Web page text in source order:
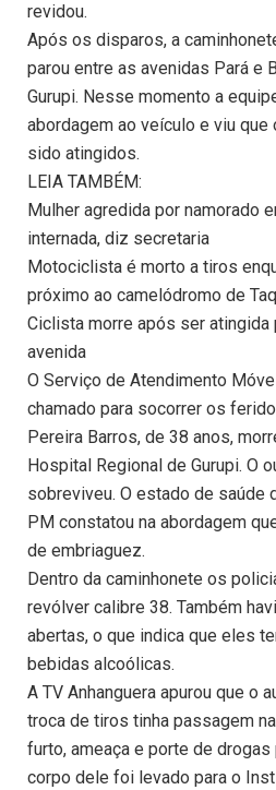
revidou.
Após os disparos, a
parou entre as avenidas Pará e
Gurupi. Nesse momento a
abordagem ao veículo e viu
sido atingidos.
LEIA TAMBÉM:
Mulher agredida por namorado
internada, diz secretaria
Motociclista é morto a tiros
próximo ao camelódromo de
Ciclista morre após ser atingida
avenida
O Serviço de Atendimento
chamado para socorrer os
Pereira Barros, de 38 anos,
Hospital Regional de Gurupi. O
sobreviveu. O estado de saúde
PM constatou na abordagem
de embriaguez.
Dentro da caminhonete os
revólver calibre 38. Também
abertas, o que indica que eles
bebidas alcoólicas.
A TV Anhanguera apurou que o
troca de tiros tinha passagem
furto, ameaça e porte de drogas
corpo dele foi levado para o